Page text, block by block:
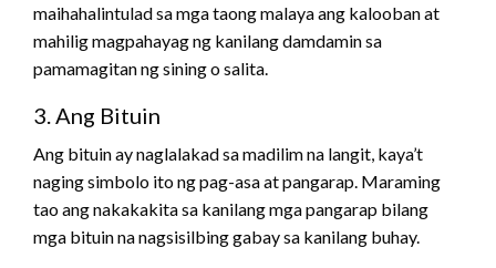
maihahalintulad sa mga taong malaya ang kalooban at
mahilig magpahayag ng kanilang damdamin sa
pamamagitan ng sining o salita.
3. Ang Bituin
Ang bituin ay naglalakad sa madilim na langit, kaya’t
naging simbolo ito ng pag-asa at pangarap. Maraming
tao ang nakakakita sa kanilang mga pangarap bilang
mga bituin na nagsisilbing gabay sa kanilang buhay.